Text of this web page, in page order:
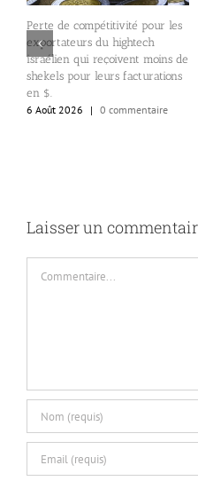
Perte de compétitivité pour les
exportateurs du hightech
israélien qui reçoivent moins de
shekels pour leurs facturations
en $.
6 Août 2026
| 0 commentaire
Laisser un